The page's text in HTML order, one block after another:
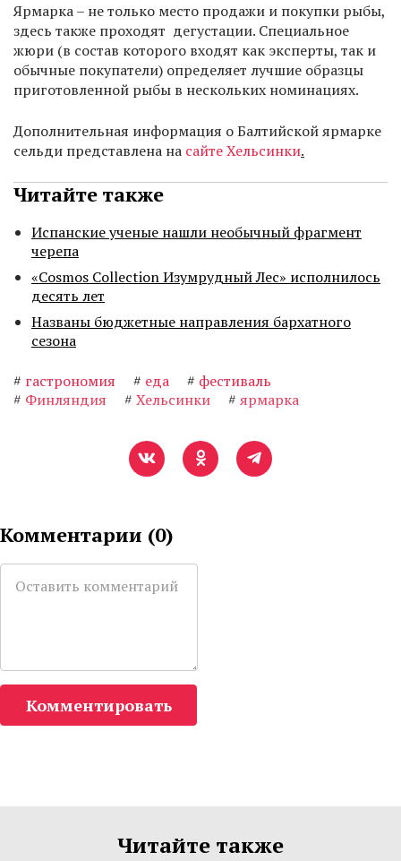
Ярмарка – не только место продажи и покупки рыбы,
здесь также проходят дегустации. Специальное
жюри (в состав которого входят как эксперты, так и
обычные покупатели) определяет лучшие образцы
приготовленной рыбы в нескольких номинациях.
Дополнительная информация о Балтийской ярмарке
сельди представлена на сайте Хельсинки.
Читайте также
Испанские ученые нашли необычный фрагмент
черепа
«Cosmos Collection Изумрудный Лес» исполнилось
десять лет
Названы бюджетные направления бархатного
сезона
# гастрономия # еда # фестиваль
# Финляндия # Хельсинки # ярмарка
Комментарии (0)
Комментировать
Читайте также